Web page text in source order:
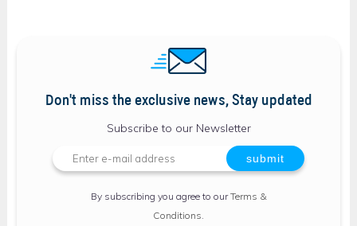
Don't miss the exclusive news, Stay updated
Subscribe to our Newsletter
By subscribing you agree to ourTerms &
Conditions